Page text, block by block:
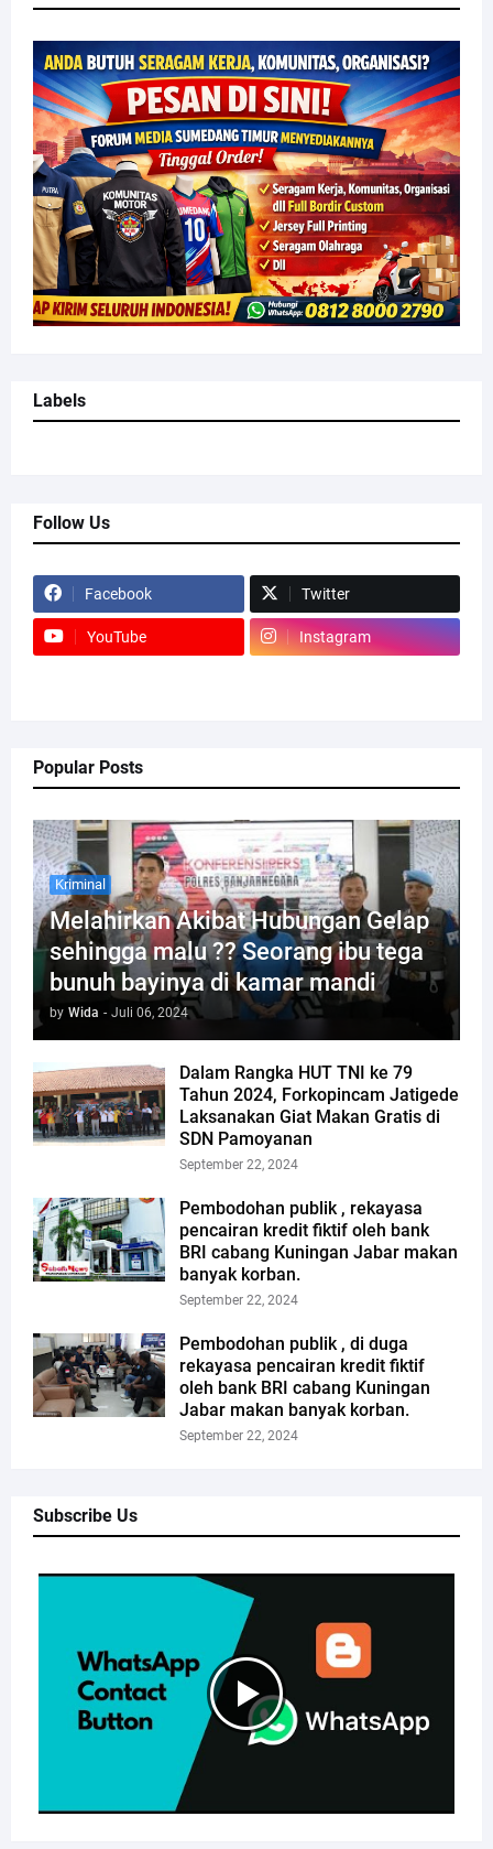
Labels
Follow Us
Facebook Twitter
YouTube Instagram
Popular Posts
Kriminal
Melahirkan Akibat Hubungan Gelap
sehingga malu ?? Seorang ibu tega
bunuh bayinya di kamar mandi
by Wida - Juli 06, 2024
Dalam Rangka HUT TNI ke 79
Tahun 2024, Forkopincam Jatigede
Laksanakan Giat Makan Gratis di
SDN Pamoyanan
September 22, 2024
Pembodohan publik , rekayasa
pencairan kredit fiktif oleh bank
BRI cabang Kuningan Jabar makan
banyak korban.
September 22, 2024
Pembodohan publik , di duga
rekayasa pencairan kredit fiktif
oleh bank BRI cabang Kuningan
Jabar makan banyak korban.
September 22, 2024
Subscribe Us